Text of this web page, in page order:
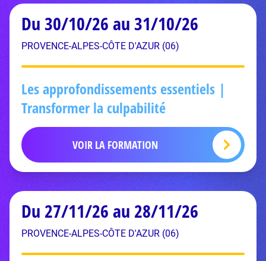
Du 30/10/26 au 31/10/26
PROVENCE-ALPES-CÔTE D'AZUR (06)
Les approfondissements essentiels |
Transformer la culpabilité
VOIR LA FORMATION
Du 27/11/26 au 28/11/26
PROVENCE-ALPES-CÔTE D'AZUR (06)